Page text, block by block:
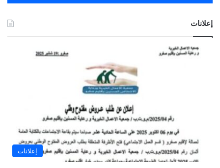
إعلانات
إعلانات